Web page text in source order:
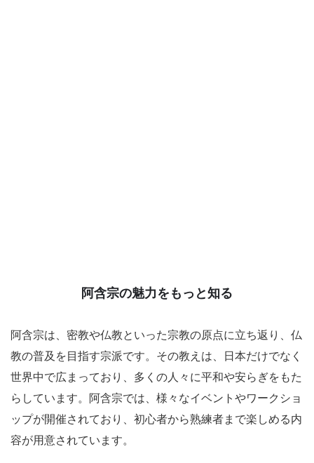
阿含宗の魅力をもっと知る
阿含宗は、密教や仏教といった宗教の原点に立ち返り、仏
教の普及を目指す宗派です。その教えは、日本だけでなく
世界中で広まっており、多くの人々に平和や安らぎをもた
らしています。阿含宗では、様々なイベントやワークショ
ップが開催されており、初心者から熟練者まで楽しめる内
容が用意されています。